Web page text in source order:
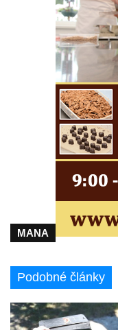
Kenotaf Alfreda
u Pěnčína
Kenotaf Emila
Krásné u Pěnčína
Kenotaf Edmunda
Krásné u Pěnčína
Hřbitovní kaple
Teplicích nad Metují
Kenotaf Franze
Teplicích nad Metují
Pomník obětem 2.
v Teplicích nad
Hoře
Kenotaf Oskara
Benešově nad
MANA
Podobné články